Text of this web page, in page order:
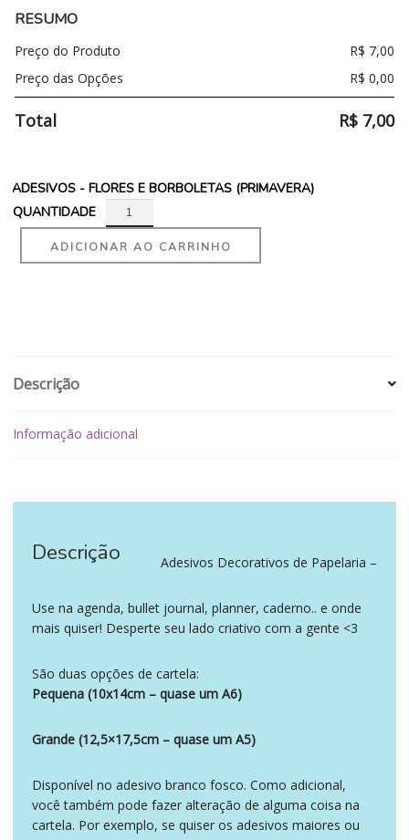
RESUMO
Preço do Produto R$ 7,00
Preço das Opções
R$ 0,00
Total R$ 7,00
ADESIVOS - FLORES E BORBOLETAS (PRIMAVERA)
QUANTIDADE
ADICIONAR AO CARRINHO
Descrição
Informação adicional
Descrição Adesivos Decorativos de Papelaria –
Use na agenda, bullet journal, planner, caderno.. e onde
mais quiser! Desperte seu lado criativo com a gente <3
São duas opções de cartela:
Pequena (10x14cm – quase um A6)
Grande (12,5×17,5cm – quase um A5)
Disponível no adesivo branco fosco. Como adicional,
você também pode fazer alteração de alguma coisa na
cartela. Por exemplo, se quiser os adesivos maiores ou